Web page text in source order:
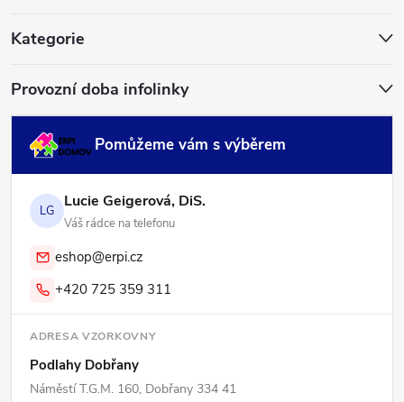
Kategorie
Provozní doba infolinky
Pomůžeme vám s výběrem
LG Lucie Geigerová, DiS.
Váš rádce na telefonu
eshop@erpi.cz
+420 725 359 311
ADRESA VZORKOVNY
Podlahy Dobřany
Náměstí T.G.M. 160, Dobřany 334 41